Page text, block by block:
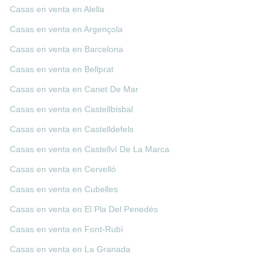
Casas en venta en Alella
Casas en venta en Argençola
Casas en venta en Barcelona
Casas en venta en Bellprat
Casas en venta en Canet De Mar
Casas en venta en Castellbisbal
Casas en venta en Castelldefels
Casas en venta en Castellví De La Marca
Casas en venta en Cervelló
Casas en venta en Cubelles
Casas en venta en El Pla Del Penedès
Casas en venta en Font-Rubí
Casas en venta en La Granada